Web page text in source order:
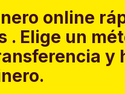
online
. Elige un
y